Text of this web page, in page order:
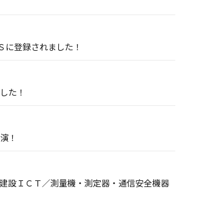
に登録されました！
た！
！
ＩＣＴ／測量機・測定器・通信安全機器